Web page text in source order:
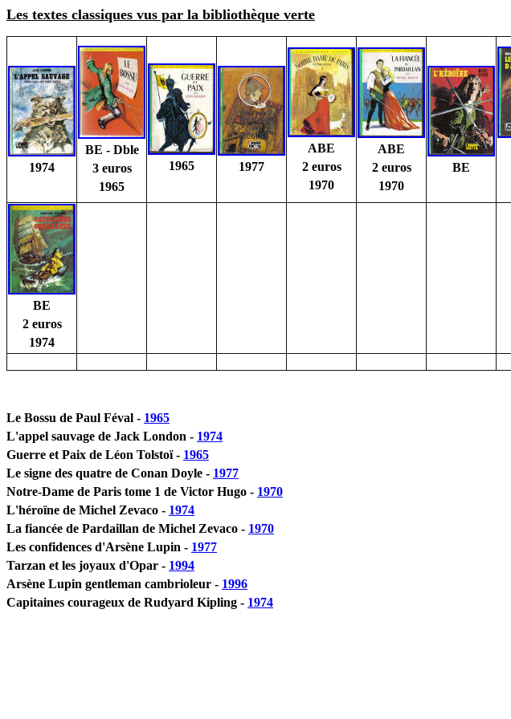
Les textes classiques vus par la bibliothèque verte
1974
BE - Dble
3 euros
1965
1965 1977
ABE
2 euros
1970
ABE
2 euros
1970
BE
BE
2 euros
1974
Le Bossu de Paul Féval - 1965
L'appel sauvage de Jack London - 1974
Guerre et Paix de Léon Tolstoï - 1965
Le signe des quatre de Conan Doyle - 1977
Notre-Dame de Paris tome 1 de Victor Hugo - 1970
L'héroïne de Michel Zevaco - 1974
La fiancée de Pardaillan de Michel Zevaco - 1970
Les confidences d'Arsène Lupin - 1977
Tarzan et les joyaux d'Opar - 1994
Arsène Lupin gentleman cambrioleur - 1996
Capitaines courageux de Rudyard Kipling - 1974